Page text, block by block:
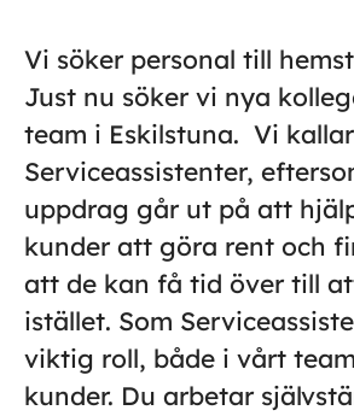
Vi söker personal till
Just nu söker vi nya
team i Eskilstuna. Vi
Serviceassistenter,
uppdrag går ut på att
kunder att göra rent och
att de kan få tid över till
istället. Som
viktig roll, både i vårt
kunder. Du arbetar